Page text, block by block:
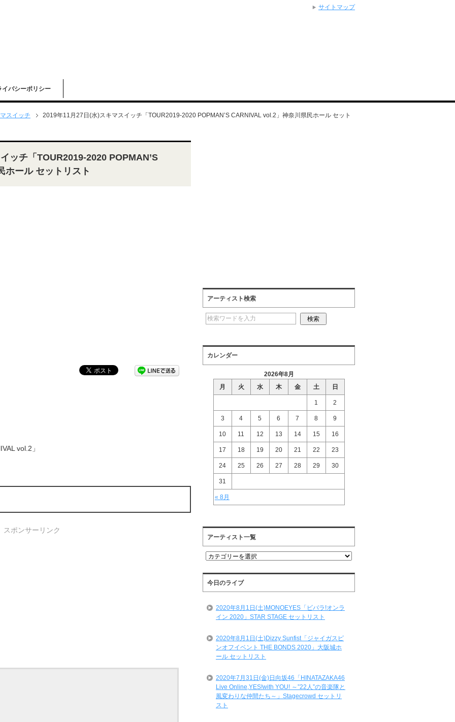
イバシーポリシー
スイッチ
2019年11月27日(水)スキマスイッチ「TOUR2019-2020 POPMAN’S CARNIVAL vol.2」神奈川県民ホール セット
ッチ「TOUR2019-2020 POPMAN’S
ホール セットリスト
vol.2」
スポンサーリンク
アーティスト検索
カレンダー
2026年8月
月
火 水 木 金 土 日
« 8月
1 2
3 4 5 6 7 8 9
10 11 12 13 14 15 16
17 18 19 20 21 22 23
24 25 26 27 28 29 30
31
アーティスト一覧
ア
テ
ィ
ス
一
今日のライブ
2020年8月1日(土)MONOEYES「ビバラ!オンラ
イン 2020」STAR STAGE セットリスト
2020年8月1日(土)Dizzy Sunfist「ジャイガスピ
ンオフイベント THE BONDS 2020」大阪城ホ
ール セットリスト
2020年7月31日(金)日向坂46「HINATAZAKA46
Live Online,YES!with YOU! ～”22人”の音楽隊と
風変わりな仲間たち～」Stagecrowd セットリ
スト
サイトマップ